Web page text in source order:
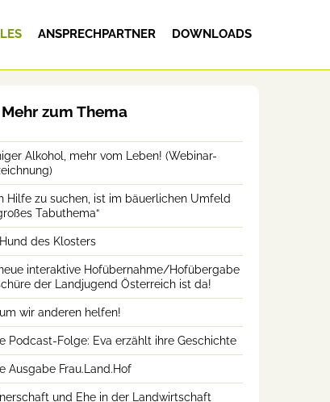
ANSPRECHPARTNER DOWNLOADS
Mehr zum Thema
Alkohol, mehr vom Leben! (Webinar-
Hilfe zu suchen, ist im bäuerlichen Umfeld
Tabuthema“
des Klosters
interaktive Hofübernahme/Hofübergabe
der Landjugend Österreich ist da!
wir anderen helfen!
Podcast-Folge: Eva erzählt ihre Geschichte
Ausgabe Frau.Land.Hof
und Ehe in der Landwirtschaft